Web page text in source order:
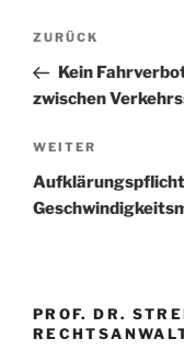
Vorheriger
Beitrag
ZURÜCK
Kein
zwischen
Nächster
Beitrag
WEITER
PROF. DR.